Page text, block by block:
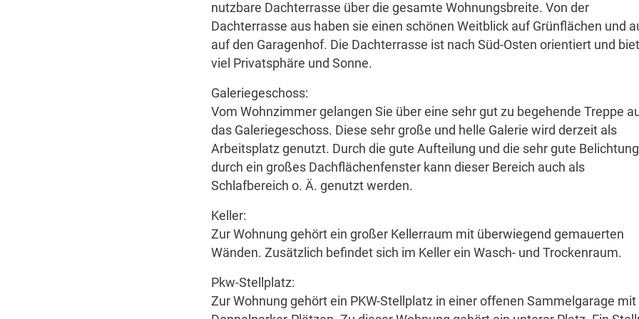
nutzbare Dachterrasse über die gesamte Wohnungsbreite. Von der
Dachterrasse aus haben sie einen schönen Weitblick auf Grünflächen und
auf den Garagenhof. Die Dachterrasse ist nach Süd-Osten orientiert und
viel Privatsphäre und Sonne.
Galeriegeschoss:
Vom Wohnzimmer gelangen Sie über eine sehr gut zu begehende Treppe
das Galeriegeschoss. Diese sehr große und helle Galerie wird derzeit als
Arbeitsplatz genutzt. Durch die gute Aufteilung und die sehr gute Belichtung
durch ein großes Dachflächenfenster kann dieser Bereich auch als
Schlafbereich o. Ä. genutzt werden.
Keller:
Zur Wohnung gehört ein großer Kellerraum mit überwiegend gemauerten
Wänden. Zusätzlich befindet sich im Keller ein Wasch- und Trockenraum.
Pkw-Stellplatz:
Zur Wohnung gehört ein PKW-Stellplatz in einer offenen Sammelgarage mit